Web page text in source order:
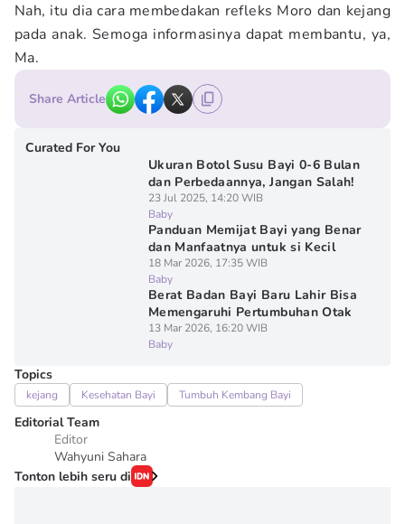
Nah, itu dia cara membedakan refleks Moro dan kejang
pada anak. Semoga informasinya dapat membantu, ya,
Ma.
Share Article
Curated For You
Ukuran Botol Susu Bayi 0-6 Bulan
dan Perbedaannya, Jangan Salah!
23 Jul 2025, 14:20 WIB
Baby
Panduan Memijat Bayi yang Benar
dan Manfaatnya untuk si Kecil
18 Mar 2026, 17:35 WIB
Baby
Berat Badan Bayi Baru Lahir Bisa
Memengaruhi Pertumbuhan Otak
13 Mar 2026, 16:20 WIB
Baby
Topics
kejang Kesehatan Bayi Tumbuh Kembang Bayi
Editorial Team
Editor
Wahyuni Sahara
Tonton lebih seru di